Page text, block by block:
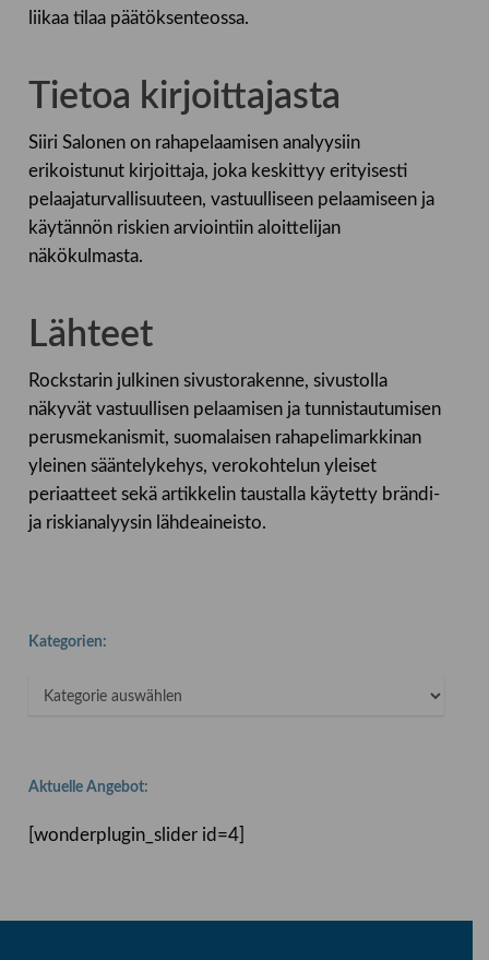
liikaa tilaa päätöksenteossa.
Tietoa kirjoittajasta
Siiri Salonen on rahapelaamisen analyysiin
erikoistunut kirjoittaja, joka keskittyy erityisesti
pelaajaturvallisuuteen, vastuulliseen pelaamiseen ja
käytännön riskien arviointiin aloittelijan
näkökulmasta.
Lähteet
Rockstarin julkinen sivustorakenne, sivustolla
näkyvät vastuullisen pelaamisen ja tunnistautumisen
perusmekanismit, suomalaisen rahapelimarkkinan
yleinen sääntelykehys, verokohtelun yleiset
periaatteet sekä artikkelin taustalla käytetty brändi-
ja riskianalyysin lähdeaineisto.
Kategorien:
Kategorien:
Aktuelle Angebot:
[wonderplugin_slider id=4]